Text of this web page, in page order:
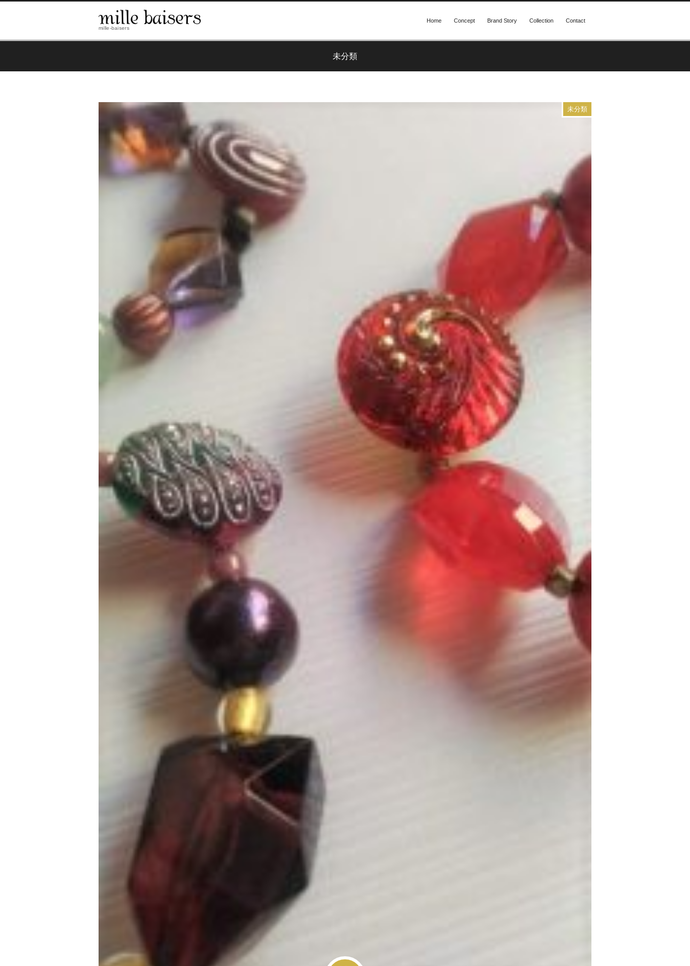
mille-baisers
Home Concept Brand Story Collection Contact
未分類
未分類